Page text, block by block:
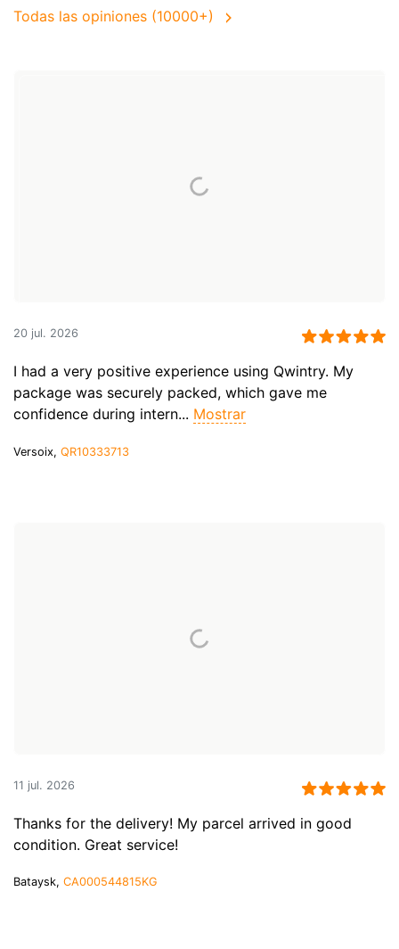
Todas las opiniones (10000+)
20 jul. 2026
I had a very positive experience using Qwintry. My
package was securely packed, which gave me
confidence during intern... Mostrar
Versoix, QR10333713
11 jul. 2026
Thanks for the delivery! My parcel arrived in good
condition. Great service!
Bataysk, CA000544815KG